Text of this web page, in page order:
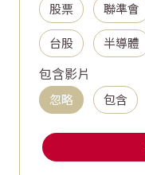
股票 聯準會
台股 半導體
包含影片
忽略
包含